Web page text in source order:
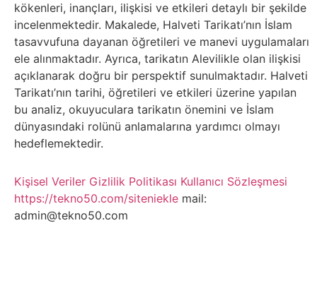
Bilgi
Bilgisayar
Bilim
Bitcoin
Çizgi
kökenleri, inançları, ilişkisi ve etkileri detaylı bir şekilde
incelenmektedir. Makalede, Halveti Tarikatı’nın İslam
tasavvufuna dayanan öğretileri ve manevi uygulamaları
ele alınmaktadır. Ayrıca, tarikatın Alevilikle olan ilişkisi
açıklanarak doğru bir perspektif sunulmaktadır. Halveti
Tarikatı’nın tarihi, öğretileri ve etkileri üzerine yapılan
bu analiz, okuyuculara tarikatın önemini ve İslam
dünyasındaki rolünü anlamalarına yardımcı olmayı
hedeflemektedir.
Kişisel Veriler Gizlilik Politikası Kullanıcı Sözleşmesi
https://tekno50.com/siteniekle mail:
admin@tekno50.com